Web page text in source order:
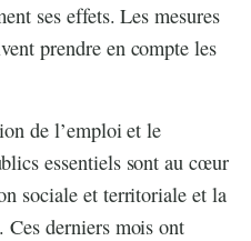
ses effets. Les mesures
prendre en compte les
de l’emploi et le
essentiels sont au cœur
sociale et territoriale et la
Ces derniers mois ont